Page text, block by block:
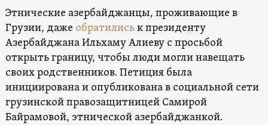
Этнические азербайджанцы, проживающие в
Грузии, даже обратилиськ президенту
Азербайджана Ильхаму Алиеву с просьбой
открыть границу, чтобы люди могли навещать
своих родственников. Петиция была
инициирована и опубликована в социальной сети
грузинской правозащитницей Самирой
Байрамовой, этнической азербайджанкой.